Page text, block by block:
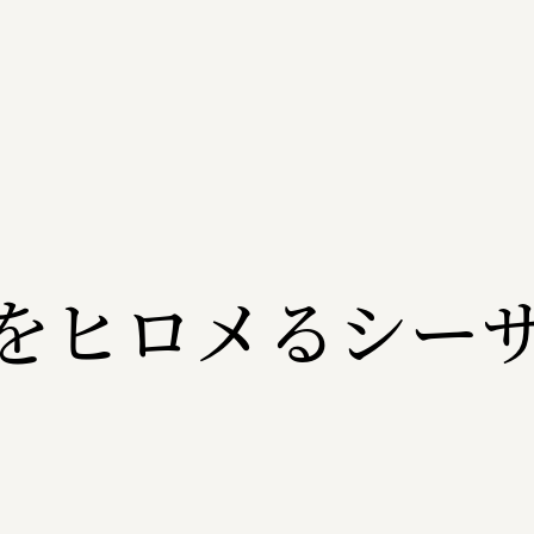
ヒロメるシー